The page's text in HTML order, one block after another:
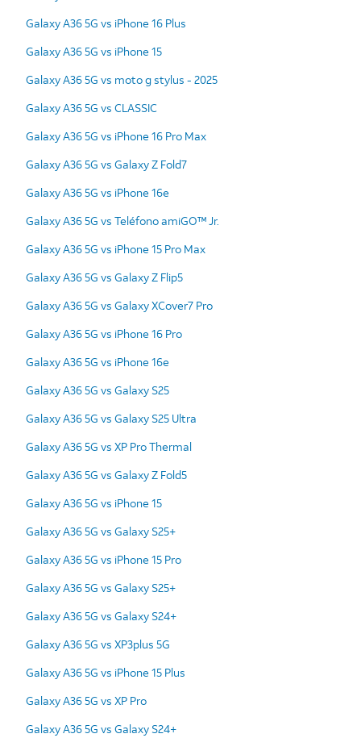
Galaxy A36 5G vs iPhone 16 Plus
Galaxy A36 5G vs iPhone 15
Galaxy A36 5G vs moto g stylus - 2025
Galaxy A36 5G vs CLASSIC
Galaxy A36 5G vs iPhone 16 Pro Max
Galaxy A36 5G vs Galaxy Z Fold7
Galaxy A36 5G vs iPhone 16e
Galaxy A36 5G vs Teléfono amiGO™ Jr.
Galaxy A36 5G vs iPhone 15 Pro Max
Galaxy A36 5G vs Galaxy Z Flip5
Galaxy A36 5G vs Galaxy XCover7 Pro
Galaxy A36 5G vs iPhone 16 Pro
Galaxy A36 5G vs iPhone 16e
Galaxy A36 5G vs Galaxy S25
Galaxy A36 5G vs Galaxy S25 Ultra
Galaxy A36 5G vs XP Pro Thermal
Galaxy A36 5G vs Galaxy Z Fold5
Galaxy A36 5G vs iPhone 15
Galaxy A36 5G vs Galaxy S25+
Galaxy A36 5G vs iPhone 15 Pro
Galaxy A36 5G vs Galaxy S25+
Galaxy A36 5G vs Galaxy S24+
Galaxy A36 5G vs XP3plus 5G
Galaxy A36 5G vs iPhone 15 Plus
Galaxy A36 5G vs XP Pro
Galaxy A36 5G vs Galaxy S24+